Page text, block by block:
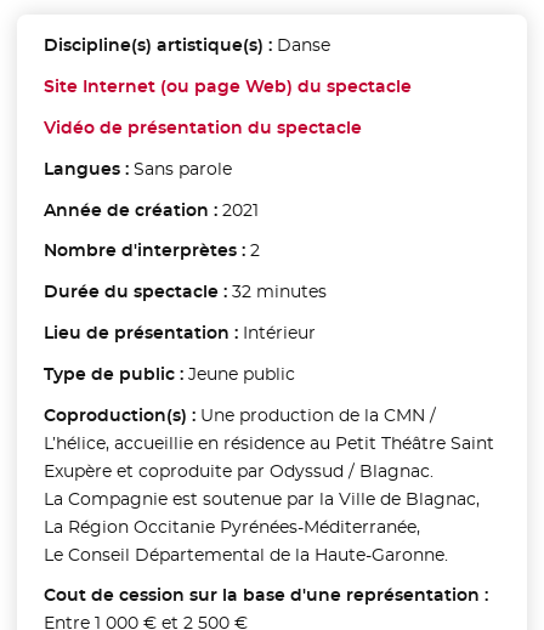
Discipline(s) artistique(s) : Danse
Site Internet (ou page Web) du spectacle- Nouvelle
Vidéo de présentation du spectacle- Nouvelle fenêtre
Langues : Sans parole
Année de création : 2021
Nombre d'interprètes : 2
Durée du spectacle : 32 minutes
Lieu de présentation : Intérieur
Type de public : Jeune public
Coproduction(s) : Une production de la CMN /
L’hélice, accueillie en résidence au Petit Théâtre Saint
Exupère et coproduite par Odyssud / Blagnac.
La Compagnie est soutenue par la Ville de Blagnac,
La Région Occitanie Pyrénées-Méditerranée,
Le Conseil Départemental de la Haute-Garonne.
Cout de cession sur la base d'une représentation :
Entre 1 000 € et 2 500 €